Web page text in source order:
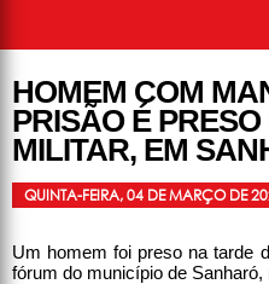
HOMEM COM
PRISÃO É
MILITAR, EM
QUINTA-FEIRA, 04 DE MARÇO DE
Um homem foi preso na tarde
fórum do município de Sanharó,